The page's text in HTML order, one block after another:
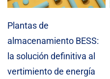
Plantas de
almacenamiento BESS:
la solución definitiva al
vertimiento de energía